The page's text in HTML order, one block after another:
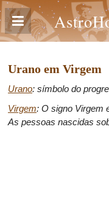
Urano em Virgem
Urano: símbolo do
Virgem: O signo Virgem
As pessoas nascidas